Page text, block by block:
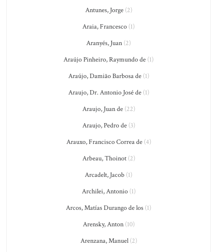
Antunes, Jorge(2)
Araia, Francesco (1)
Aranyés, Juan (2)
Araújo Pinheiro, Raymundo de (1)
Araújo, Damião Barbosa de(1)
Araujo, Dr. Antonio José de(1)
Araujo, Juan de(22)
Araujo, Pedro de(3)
Arauxo, Francisco Correa de(4)
Arbeau, Thoinot(2)
Arcadelt, Jacob (1)
Archilei, Antonio(1)
Arcos, Matías Durango de los (1)
Arensky, Anton(10)
Arenzana, Manuel(2)